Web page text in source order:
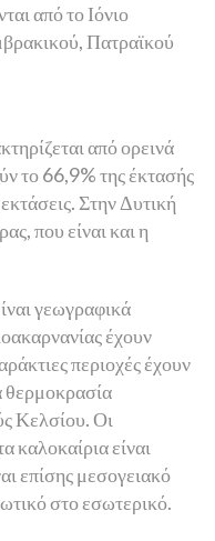
από το Ιόνιο
Πατραϊκού
από ορεινά
το 66,9% της έκτασής
Στην Δυτική
που είναι και η
γεωγραφικά
έχουν
περιοχές έχουν
θερμοκρασία
Κελσίου. Οι
καλοκαίρια είναι
επίσης μεσογειακό
στο εσωτερικό.